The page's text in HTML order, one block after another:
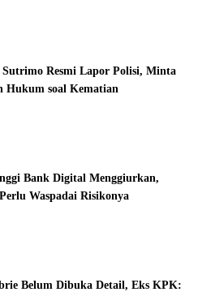
Sutrimo Resmi Lapor Polisi, Minta
Hukum soal Kematian
Bank Digital Menggiurkan,
Waspadai Risikonya
Belum Dibuka Detail, Eks KPK: